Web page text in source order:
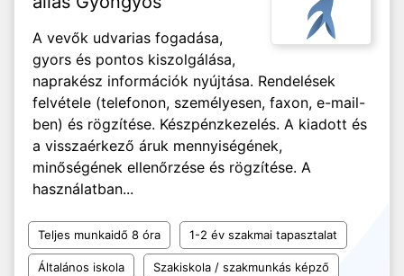
A vevők udvarias fogadása,
gyors és pontos kiszolgálása,
naprakész információk nyújtása. Rendelések
felvétele (telefonon, személyesen, faxon, e-mail-
ben) és rögzítése. Készpénzkezelés. A kiadott és
a visszaérkező áruk mennyiségének,
minőségének ellenőrzése és rögzítése. A
használatban...
Teljes munkaidő 8 óra 1-2 év szakmai tapasztalat
Általános iskola Szakiskola / szakmunkás képző